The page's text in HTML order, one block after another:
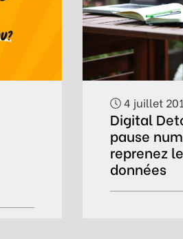
4 juillet
Digital
pause
reprenez
données